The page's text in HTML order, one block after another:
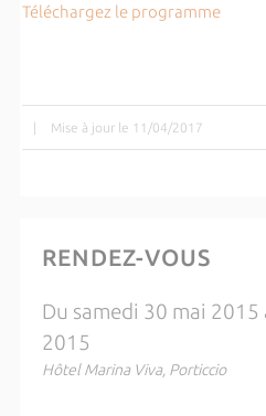
Téléchargez le programme
| Mise à jour le 11/04/2017
RENDEZ-VOUS
Du samedi 30 mai
2015
Hôtel Marina Viva, Porticcio